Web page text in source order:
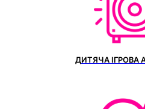
ДИТЯЧА ІГРОВА